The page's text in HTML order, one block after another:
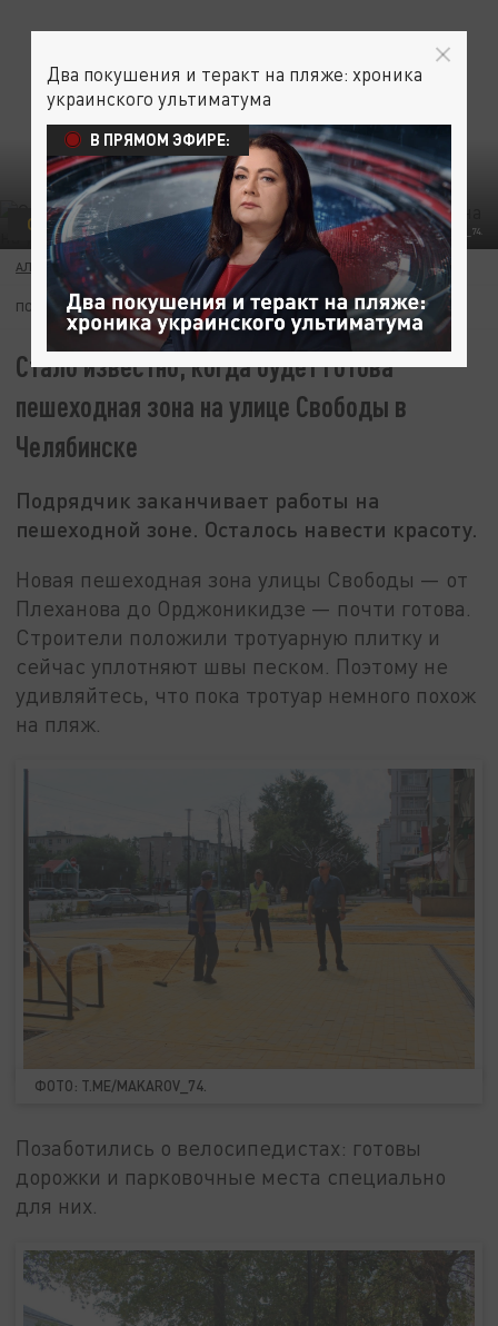
ФОТО: T.ME/MAKAROV_74.
ОБЩЕСТВО
АЛЛА МИХАЙЛОВА 27 ИЮЛЯ 16:15
ПОДПИШИТЕСЬ:
Стало известно, когда будет готова
пешеходная зона на улице Свободы в
Челябинске
Подрядчик заканчивает работы на
пешеходной зоне. Осталось навести красоту.
Новая пешеходная зона улицы Свободы — от
Плеханова до Орджоникидзе — почти готова.
Строители положили тротуарную плитку и
сейчас уплотняют швы песком. Поэтому не
удивляйтесь, что пока тротуар немного похож
на пляж.
ФОТО: T.ME/MAKAROV_74.
Позаботились о велосипедистах: готовы
дорожки и парковочные места специально
для них.
Два покушения и теракт на пляже: хроника
украинского ультиматума
В ПРЯМОМ ЭФИРЕ: